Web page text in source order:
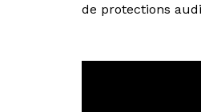
de protections